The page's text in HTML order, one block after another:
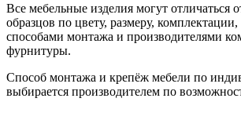
Все мебельные изделия могут отличаться
образцов по цвету, размеру,
способами монтажа и производителями
фурнитуры.
Способ монтажа и крепёж мебели по
выбирается производителем по